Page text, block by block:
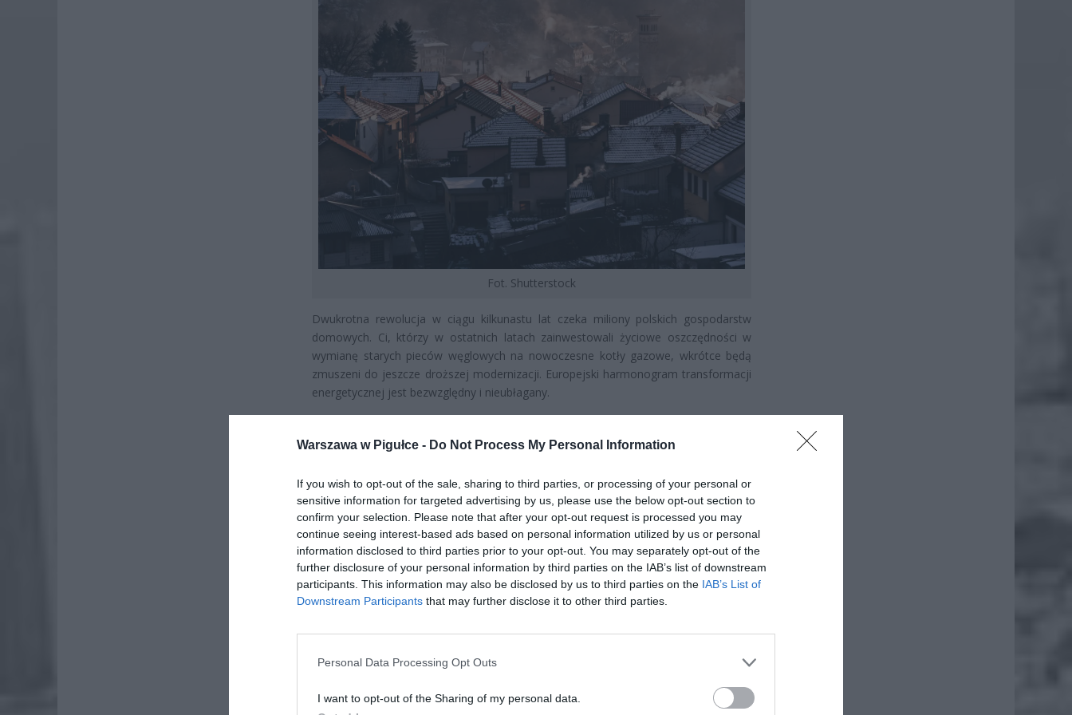
Warszawa w Pigułce - Do Not Process My Personal Information
If you wish to opt-out of the sale, sharing to third parties, or processing of your personal or
sensitive information for targeted advertising by us, please use the below opt-out section to
confirm your selection. Please note that after your opt-out request is processed you may
continue seeing interest-based ads based on personal information utilized by us or personal
information disclosed to third parties prior to your opt-out. You may separately opt-out of the
further disclosure of your personal information by third parties on the IAB’s list of downstream
participants. This information may also be disclosed by us to third parties on the IAB’s List of
Downstream Participants that may further disclose it to other third parties.
Personal Data Processing Opt Outs
I want to opt-out of the Sharing of my personal data.
Fot. Shutterstock
Dwukrotna rewolucja w ciągu kilkunastu lat czeka miliony polskich gospodarstw
domowych. Ci, którzy w ostatnich latach zainwestowali życiowe oszczędności w
wymianę starych pieców węglowych na nowoczesne kotły gazowe, wkrótce będą
zmuszeni do jeszcze droższej modernizacji. Europejski harmonogram transformacji
energetycznej jest bezwzględny i nieubłagany.
ad
Nawet 3600 zł miesięcznie zamiast 800+. Nowa propozycja dla